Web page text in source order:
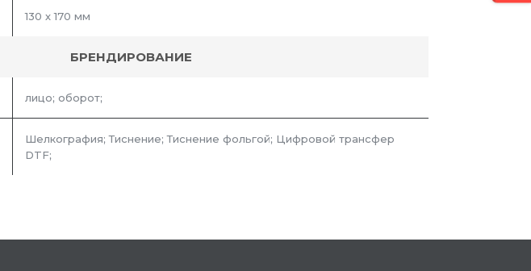
130 х 170 мм
БРЕНДИРОВАНИЕ
лицо; оборот;
Шелкография; Тиснение; Тиснение фольгой; Цифровой трансфер
DTF;